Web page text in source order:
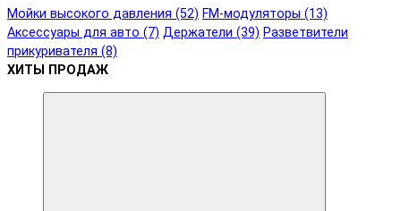
Мойки высокого давления (52) FM-модуляторы (13)
Аксессуары для авто (7) Держатели (39) Разветвители
прикуривателя (8)
ХИТЫ ПРОДАЖ